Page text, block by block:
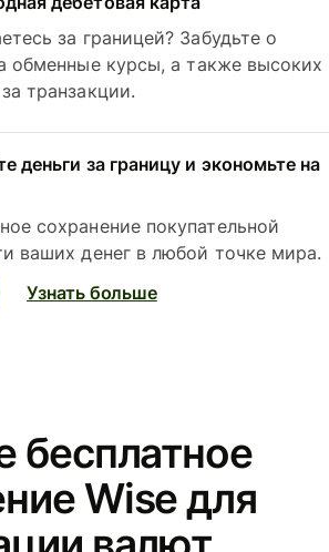
за границей? Забудьте о
обменные курсы, а также высоких
транзакции.
деньги за границу и экономьте на
сохранение покупательной
ваших денег в любой точке мира.
Узнать больше
бесплатное
Wise для